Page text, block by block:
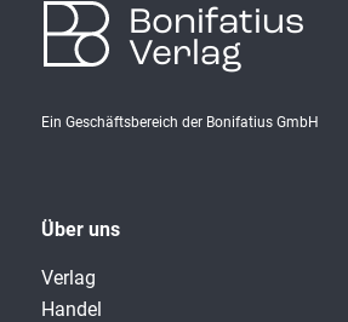
Bonifatius
Verlag
Ein Geschäftsbereich der Bonifatius GmbH
Über uns
Verlag
Handel